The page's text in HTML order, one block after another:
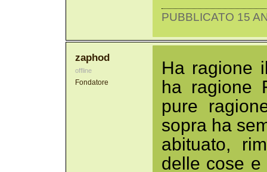
PUBBLICATO 15
zaphod
offline
Fondatore
Ha ragione
ha ragione
pure
sopra ha
abituato,
delle cose e